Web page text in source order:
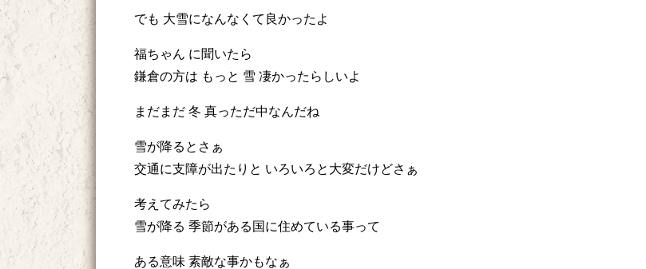
でも 大雪になんなくて良かったよ
福ちゃん に聞いたら
鎌倉の方は もっと 雪 凄かったらしいよ
まだまだ 冬 真っただ中なんだね
雪が降るとさぁ
交通に支障が出たりと いろいろと大変だけどさぁ
考えてみたら
雪が降る 季節がある国に住めている事って
ある意味 素敵な事かもなぁ